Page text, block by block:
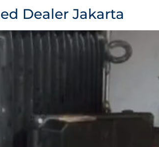
Dealer Jakarta